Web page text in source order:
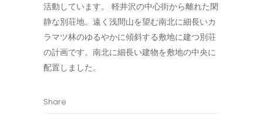
活動しています。 軽井沢の中心街から離れた閑
静な別荘地。遠く浅間山を望む南北に細長いカ
ラマツ林のゆるやかに傾斜する敷地に建つ別荘
の計画です。南北に細長い建物を敷地の中央に
配置しました。
Share